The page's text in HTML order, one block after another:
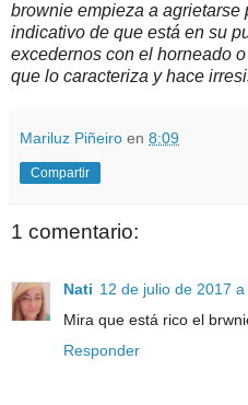
brownie empieza a agrietarse
indicativo de que está en su
excedernos con el horneado
que lo caracteriza y hace
Mariluz Piñeiro en 8:09
Compartir
1 comentario:
Nati 12 de julio de 2017
Mira que está rico el
Responder